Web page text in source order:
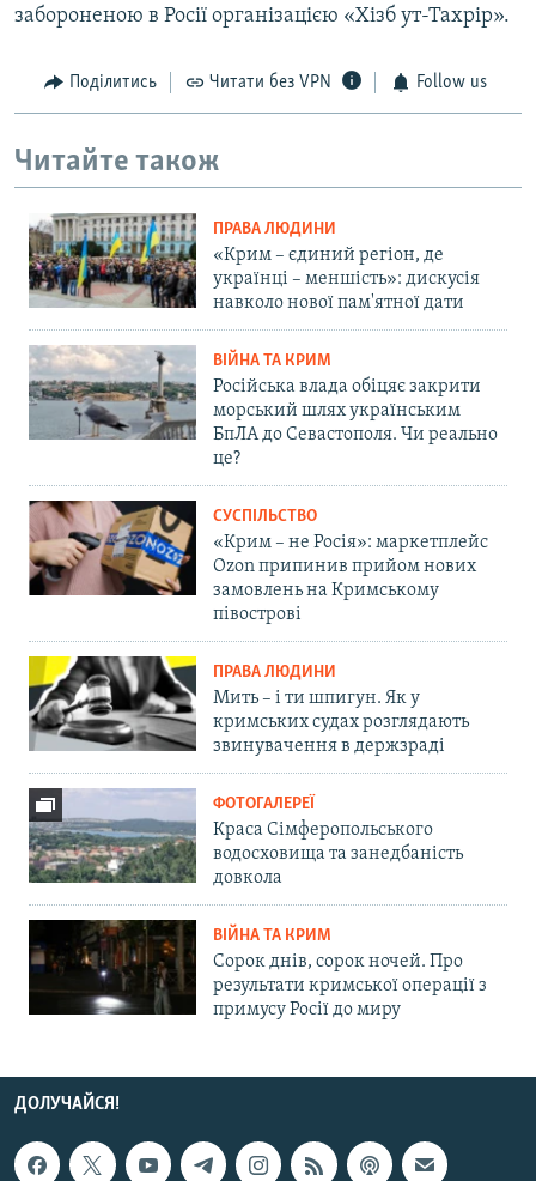
забороненою в Росії організацією «Хізб ут-Тахрір».
Поділитись Читати без VPN Follow us
Читайте також
ПРАВА ЛЮДИНИ
«Крим – єдиний регіон, де
українці – меншість»: дискусія
навколо нової пам'ятної дати
ВІЙНА ТА КРИМ
Російська влада обіцяє закрити
морський шлях українським
БпЛА до Севастополя. Чи реально
це?
СУСПІЛЬСТВО
«Крим – не Росія»: маркетплейс
Ozon припинив прийом нових
замовлень на Кримському
півострові
ПРАВА ЛЮДИНИ
Мить – і ти шпигун. Як у
кримських судах розглядають
звинувачення в держзраді
ФОТОГАЛЕРЕЇ
Краса Сімферопольського
водосховища та занедбаність
довкола
ВІЙНА ТА КРИМ
Сорок днів, сорок ночей. Про
результати кримської операції з
примусу Росії до миру
ДОЛУЧАЙСЯ!